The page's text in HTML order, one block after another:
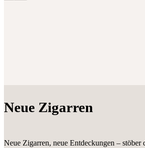
Neue Zigarren
Neue Zigarren, neue Entdeckungen –